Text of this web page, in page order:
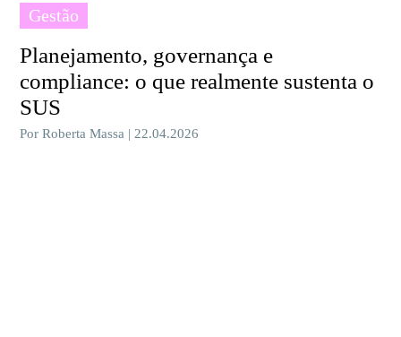
Gestão
Planejamento, governança e
compliance: o que realmente sustenta o
SUS
Por Roberta Massa | 22.04.2026